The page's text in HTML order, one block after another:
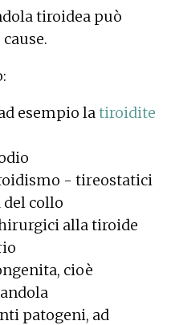
tiroidea può
esempio latiroidite
- tireostatici
collo
alla tiroide
cioè
patogeni, ad